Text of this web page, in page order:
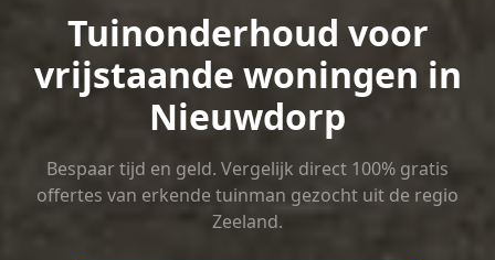
Tuinonderhoud voor
vrijstaande woningen in
Nieuwdorp
Bespaar tijd en geld. Vergelijk direct 100% gratis
offertes van erkende tuinman gezocht uit de regio
Zeeland.